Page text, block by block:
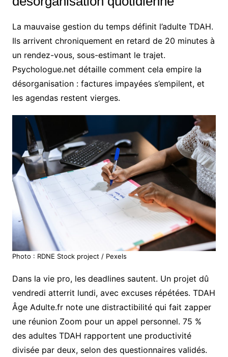
La mauvaise gestion du temps définit l’adulte TDAH.
Ils arrivent chroniquement en retard de 20 minutes à
un rendez-vous, sous-estimant le trajet.
Psychologue.net détaille comment cela empire la
désorganisation : factures impayées s’empilent, et
les agendas restent vierges.
Photo : RDNE Stock project / Pexels
Dans la vie pro, les deadlines sautent. Un projet dû
vendredi atterrit lundi, avec excuses répétées. TDAH
Âge Adulte.fr note une distractibilité qui fait zapper
une réunion Zoom pour un appel personnel. 75 %
des adultes TDAH rapportent une productivité
divisée par deux, selon des questionnaires validés.